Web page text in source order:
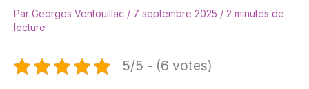
Par Georges Ventouillac / 7 septembre 2025 / 2 minutes de
lecture
5/5 - (6 votes)